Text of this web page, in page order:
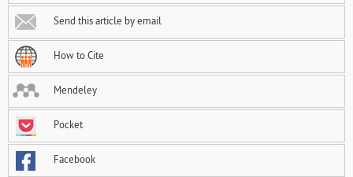
Send this article by email
How to Cite
Mendeley
Pocket
Facebook